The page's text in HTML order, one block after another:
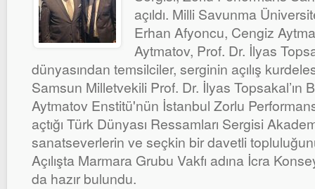
açıldı. Milli Savunma
Erhan Afyoncu, Cengiz
Aytmatov, Prof. Dr. İlyas
dünyasından temsilciler, serginin açılış
Samsun Milletvekili Prof. Dr. İlyas Topsakal’ın
Aytmatov Enstitü'nün İstanbul Zorlu
açtığı Türk Dünyası Ressamları Sergisi
sanatseverlerin ve seçkin bir davetli
Açılışta Marmara Grubu Vakfı adına İcra
da hazır bulundu.